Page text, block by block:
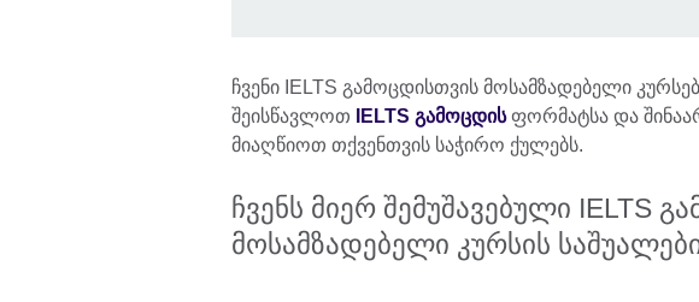
ჩვენი IELTS გამოცდისთვის მოსამზადებელი
შეისწავლოთ
IELTS გამოცდისფორმატსა და
მიაღწიოთ თქვენთვის საჭირო ქულებს.
ჩვენს მიერ შემუშავებული IELTS
მოსამზადებელი კურსის